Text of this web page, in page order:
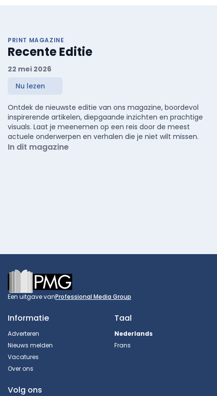
PRINT MAGAZINE
Recente Editie
22 mei 2026
Nu lezen
Ontdek de nieuwste editie van ons magazine, boordevol
inspirerende artikelen, diepgaande inzichten en prachtige
visuals. Laat je meenemen op een reis door de meest
actuele onderwerpen en verhalen die je niet wilt missen.
In dit magazine
Footer
Een uitgave vanProfessional Media Group
Informatie
Adverteren
Nieuws melden
Vacatures
Over ons
Taal
Nederlands
Frans
Volg ons